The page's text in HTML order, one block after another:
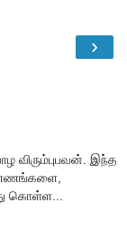
›
விரும்புபவன். இந்த
கொள்ள...